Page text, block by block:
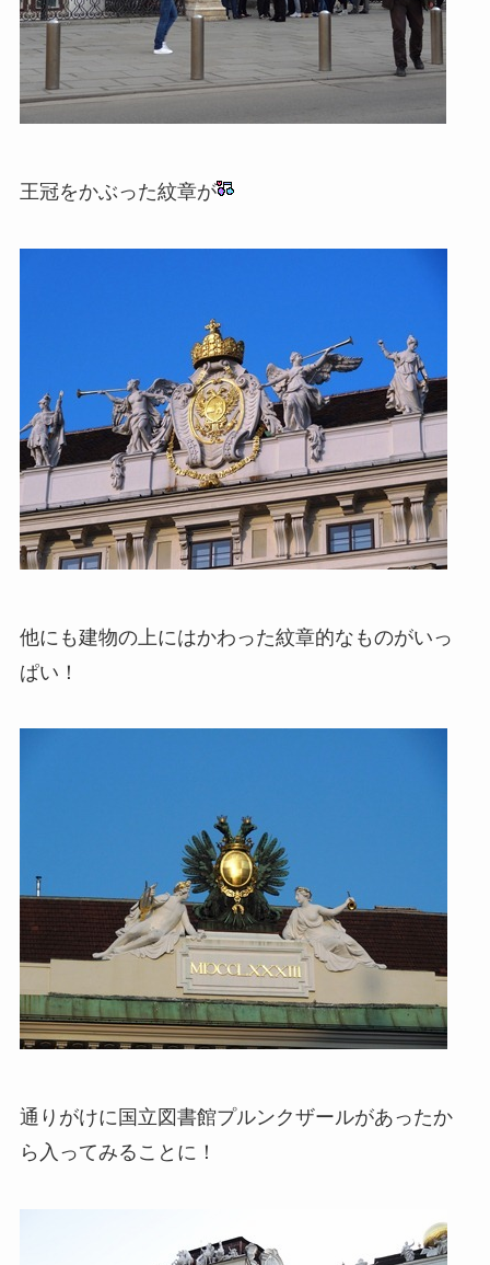
王冠をかぶった紋章が
他にも建物の上にはかわった紋章的なものがいっ
ぱい！
通りがけに国立図書館プルンクザールがあったか
ら入ってみることに！